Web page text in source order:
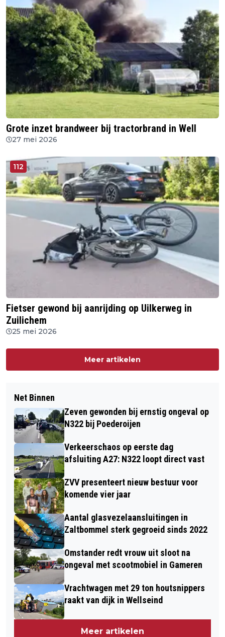
Grote inzet brandweer bij tractorbrand in Well
27 mei 2026
112
Fietser gewond bij aanrijding op Uilkerweg in
Zuilichem
25 mei 2026
Meer artikelen
Net Binnen
Zeven gewonden bij ernstig ongeval op
N322 bij Poederoijen
Verkeerschaos op eerste dag
afsluiting A27: N322 loopt direct vast
ZVV presenteert nieuw bestuur voor
komende vier jaar
Aantal glasvezelaansluitingen in
Zaltbommel sterk gegroeid sinds 2022
Omstander redt vrouw uit sloot na
ongeval met scootmobiel in Gameren
Vrachtwagen met 29 ton houtsnippers
raakt van dijk in Wellseind
Meer artikelen